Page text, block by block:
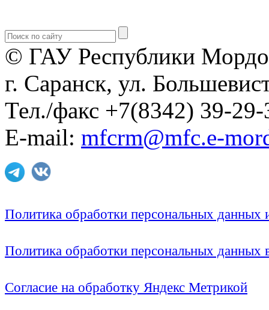
© ГАУ Республики
г. Саранск, ул.
Тел./факс +7(8342) 39-29-
E-mail: mfcrm@mfc.e-
Политика обработки персональных
Политика обработки персональных
Согласие на обработку Яндекс Метрикой